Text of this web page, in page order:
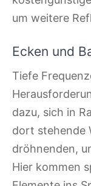
um weitere
Ecken und
Tiefe
dazu, sich in
dort stehende
dröhnenden,
Hier kommen